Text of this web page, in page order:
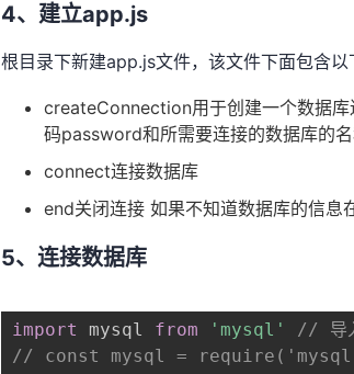
4、建立app.js
根目录下新建app.js文件，该文件下面包含以
createConnection用于创建一个数据
码password和所需要连接的数据库的
connect连接数据库
end关闭连接 如果不知道数据库的信息
5、连接数据库
import mysql from 'mysql'
// 导
// const mysql =